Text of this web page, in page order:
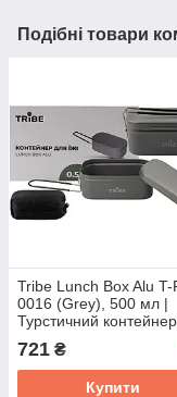
Подібні товари
Tribe Lunch Box Alu T-
0016 (Grey), 500 мл |
Турстичний
приготування їжі на
пальнику чи плиті
721 ₴
Купити